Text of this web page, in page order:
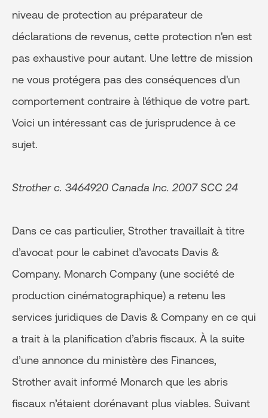
niveau de protection au préparateur de
déclarations de revenus, cette protection n'en est
pas exhaustive pour autant. Une lettre de mission
ne vous protégera pas des conséquences d'un
comportement contraire à l'éthique de votre part.
Voici un intéressant cas de jurisprudence à ce
sujet.
Strother c. 3464920 Canada Inc. 2007 SCC 24
Dans ce cas particulier, Strother travaillait à titre
d’avocat pour le cabinet d’avocats Davis &
Company. Monarch Company (une société de
production cinématographique) a retenu les
services juridiques de Davis & Company en ce qui
a trait à la planification d’abris fiscaux. À la suite
d’une annonce du ministère des Finances,
Strother avait informé Monarch que les abris
fiscaux n’étaient dorénavant plus viables. Suivant